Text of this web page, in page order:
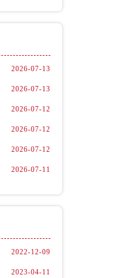
2026-07-13
2026-07-13
2026-07-12
2026-07-12
2026-07-12
2026-07-11
2022-12-09
2023-04-11